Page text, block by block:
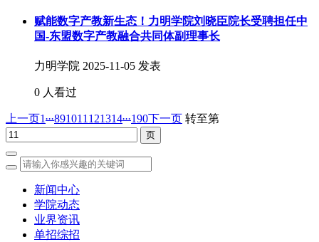
赋能数字产教新生态！力明学院刘晓臣院长受聘担任中
国-东盟数字产教融合共同体副理事长
力明学院 2025-11-05 发表
0 人看过
上一页1...891011 121314...190下一页 转至第
新闻中心
学院动态
业界资讯
单招综招